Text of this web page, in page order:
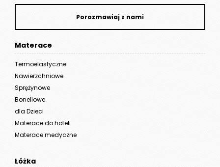
Porozmawiaj z nami
Materace
Termoelastyczne
Nawierzchniowe
Sprężynowe
Bonellowe
dla Dzieci
Materace do hoteli
Materace medyczne
Łóżka